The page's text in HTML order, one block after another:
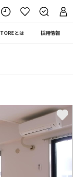
とは 採用情報